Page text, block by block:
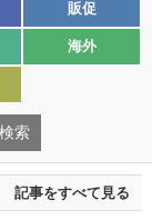
販促
海外
記事をすべて見る